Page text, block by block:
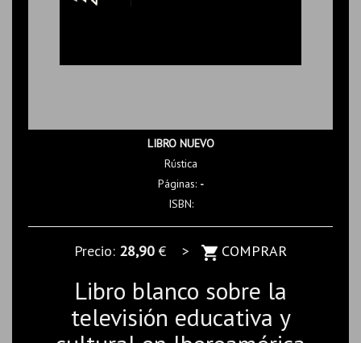
LIBRO NUEVO
Rústica
Páginas: -
ISBN:
Precio: 28,90€ > COMPRAR
Libro blanco sobre la
televisión educativa y